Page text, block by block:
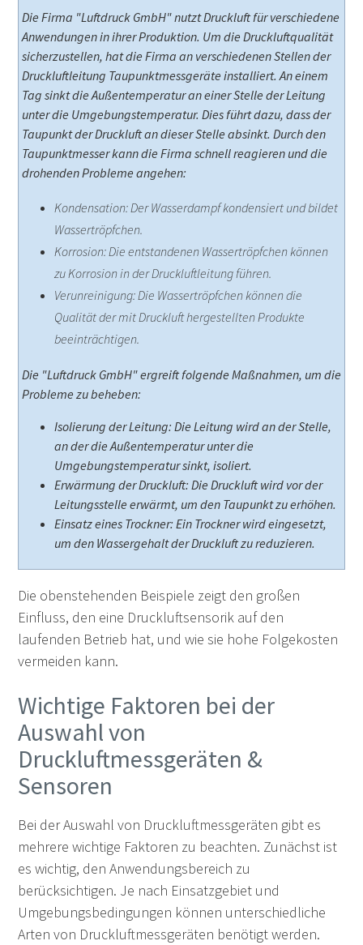
Die Firma "Luftdruck GmbH" nutzt Druckluft für verschiedene
Anwendungen in ihrer Produktion. Um die Druckluftqualität
sicherzustellen, hat die Firma an verschiedenen Stellen der
Druckluftleitung Taupunktmessgeräte installiert. An einem
Tag sinkt die Außentemperatur an einer Stelle der Leitung
unter die Umgebungstemperatur. Dies führt dazu, dass der
Taupunkt der Druckluft an dieser Stelle absinkt. Durch den
Taupunktmesser kann die Firma schnell reagieren und die
drohenden Probleme angehen:
Kondensation: Der Wasserdampf kondensiert und bildet
Wassertröpfchen.
Korrosion: Die entstandenen Wassertröpfchen können
zu Korrosion in der Druckluftleitung führen.
Verunreinigung: Die Wassertröpfchen können die
Qualität der mit Druckluft hergestellten Produkte
beeinträchtigen.
Die "Luftdruck GmbH" ergreift folgende Maßnahmen, um die
Probleme zu beheben:
Isolierung der Leitung: Die Leitung wird an der Stelle,
an der die Außentemperatur unter die
Umgebungstemperatur sinkt, isoliert.
Erwärmung der Druckluft: Die Druckluft wird vor der
Leitungsstelle erwärmt, um den Taupunkt zu erhöhen.
Einsatz eines Trockner: Ein Trockner wird eingesetzt,
um den Wassergehalt der Druckluft zu reduzieren.
Die obenstehenden Beispiele zeigt den großen
Einfluss, den eine Druckluftsensorik auf den
laufenden Betrieb hat, und wie sie hohe Folgekosten
vermeiden kann.
Wichtige Faktoren bei der
Auswahl von
Druckluftmessgeräten &
Sensoren
Bei der Auswahl von Druckluftmessgeräten gibt es
mehrere wichtige Faktoren zu beachten. Zunächst ist
es wichtig, den Anwendungsbereich zu
berücksichtigen. Je nach Einsatzgebiet und
Umgebungsbedingungen können unterschiedliche
Arten von Druckluftmessgeräten benötigt werden.